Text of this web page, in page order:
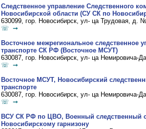
Следственное управление Следственного
Новосибирской области (СУ СК по
630099, гор. Новосибирск, ул- ца Трудовая, д.
☏ ➞
Восточное межрегиональное следственное
транспорте СК РФ (Восточное МСУТ)
630087, гор. Новосибирск, ул- ца Немировича-
☏ ➞
Восточное МСУТ, Новосибирский
транспорте
630087, гор. Новосибирск, ул- ца Немировича-
☏ ➞
ВСУ СК РФ по ЦВО, Военный следственный
Новосибирскому гарнизону